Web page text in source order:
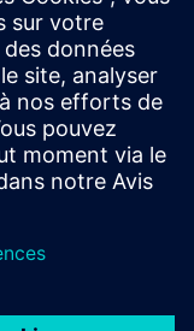
et
pas être
Gartner
concernant
de qualité
particulier.
Inc. et/ou de